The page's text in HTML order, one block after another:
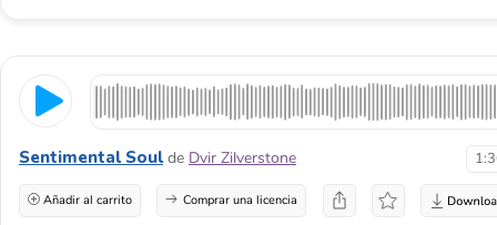
Sentimental Soul de Dvir Zilverstone
Añadir al carrito Comprar una licencia